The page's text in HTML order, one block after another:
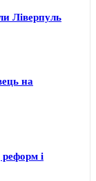
Ліверпуль
на
і